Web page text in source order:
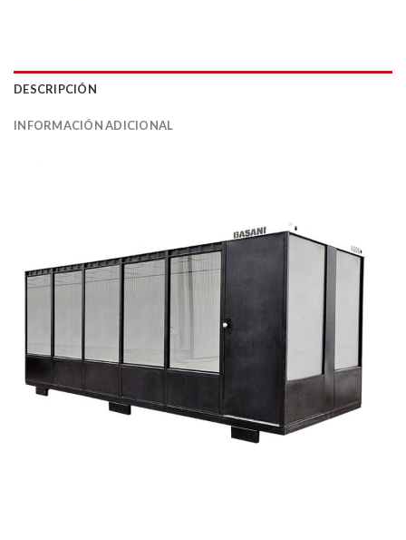
DESCRIPCIÓN
INFORMACIÓN ADICIONAL